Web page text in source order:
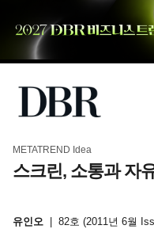
METATREND Idea
스크린, 소통과 자
유인오 82호 (2011년 6월